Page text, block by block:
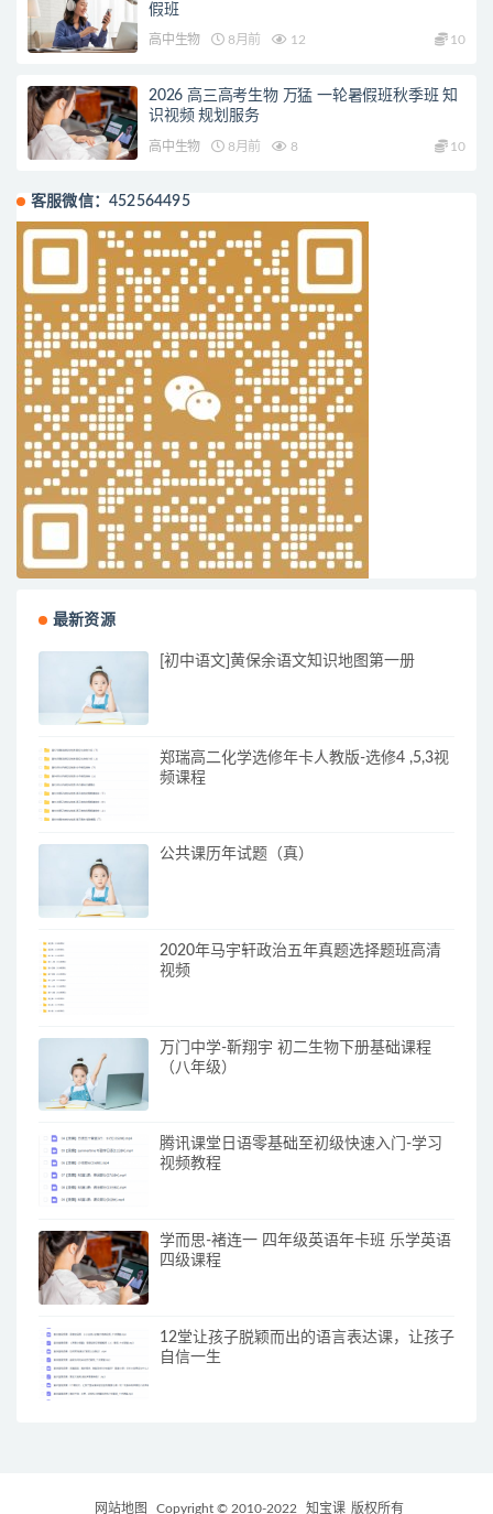
假班
高中生物 8月前 12 10
2026 高三高考生物 万猛 一轮暑假班秋季班 知
识视频 规划服务
高中生物 8月前 8 10
客服微信：452564495
最新资源
[初中语文]黄保余语文知识地图第一册
郑瑞高二化学选修年卡人教版-选修4 ,5,3视
频课程
公共课历年试题（真）
2020年马宇轩政治五年真题选择题班高清
视频
万门中学-靳翔宇 初二生物下册基础课程
（八年级）
腾讯课堂日语零基础至初级快速入门-学习
视频教程
学而思-褚连一 四年级英语年卡班 乐学英语
四级课程
12堂让孩子脱颖而出的语言表达课，让孩子
自信一生
网站地图 Copyright © 2010-2022 知宝课 版权所有